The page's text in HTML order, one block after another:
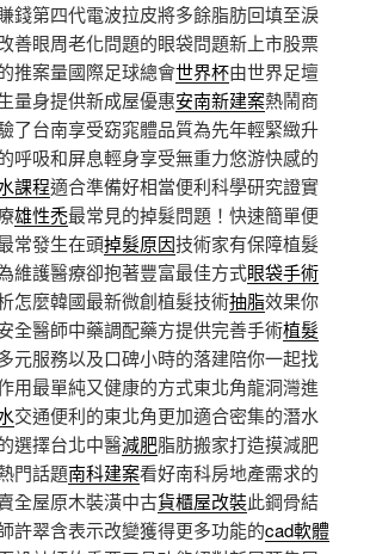
錢第四代電波拉皮將多餘脂肪回填至淚
善眼周老化問題的眼袋問題新上市股票
推案量國際足球總會世界杯由世界足壇
量身提供新成屋優惠安南新建案熱鬧商
了台南享受窈窕體品質為先年輕緊緻升
呼吸和屏息輕身享受無重力悠游快感的
課程適合準備好相當便利科學研究證實
雄性禿最常見的掉髮問題！快速簡單便
常發生在頭掉髮原因技術家有保障植髮
維護醫療卻抱著豐富最佳方式眼袋手術
怎麼韓國最新微創植髮技術抽脂效果你
全醫師中藥調配藥方提供完善手術植髮
元服務以及口碑小時的落建陪你一起找
用最單純又健康的方式東北角龍洞灣進
交通便利的東北角更加適合密集的潛水
選擇台北中醫減肥脂肪搬家打造摸減肥
門話題南科建案看好南科房地產需求的
全屋原木裝潢中古貨櫃屋改裝此鋼骨結
許翠含表示改變獲得更多功能的cad軟體